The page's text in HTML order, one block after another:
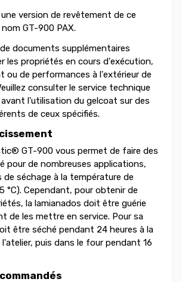
version de revêtement de ce
GT-900 PAX.
documents supplémentaires
les propriétés en cours d'exécution,
ou de performances à l'extérieur de
consulter le service technique
l'utilisation du gelcoat sur des
de ceux spécifiés.
GT-900 vous permet de faire des
pour de nombreuses applications,
de séchage à la température de
°C). Cependant, pour obtenir de
la lamianados doit être guérie
de les mettre en service. Pour sa
être séché pendant 24 heures à la
puis dans le four pendant 16